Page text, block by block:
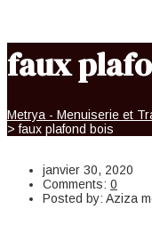
faux
Metrya - Menuiserie et
>faux plafond bois
janvier 30, 2020
Comments: 0
Posted by: Aziza